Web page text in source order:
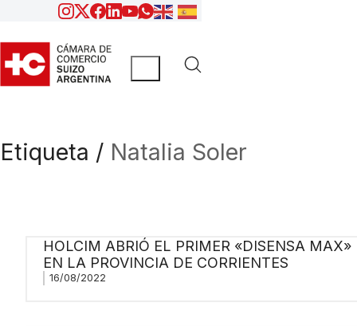
Etiqueta / Natalia Soler
HOLCIM ABRIÓ EL PRIMER «DISENSA MAX»
EN LA PROVINCIA DE CORRIENTES
16/08/2022